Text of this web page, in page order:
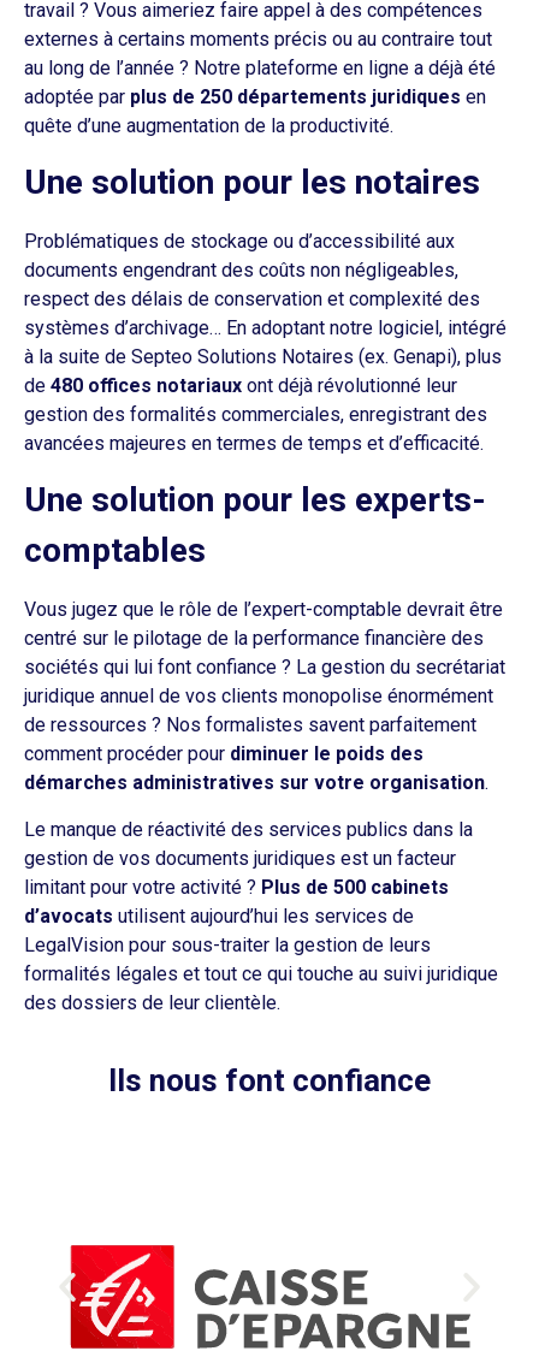
travail ? Vous aimeriez faire appel à des compétences
externes à certains moments précis ou au contraire tout
au long de l’année ? Notre plateforme en ligne a déjà été
adoptée par plus de 250 départements juridiques en
quête d’une augmentation de la productivité.
Une solution pour les notaires
Problématiques de stockage ou d’accessibilité aux
documents engendrant des coûts non négligeables,
respect des délais de conservation et complexité des
systèmes d’archivage… En adoptant notre logiciel, intégré
à la suite de Septeo Solutions Notaires (ex. Genapi), plus
de 480 offices notariaux ont déjà révolutionné leur
gestion des formalités commerciales, enregistrant des
avancées majeures en termes de temps et d’efficacité.
Une solution pour les experts-
comptables
Vous jugez que le rôle de l’expert-comptable devrait être
centré sur le pilotage de la performance financière des
sociétés qui lui font confiance ? La gestion du secrétariat
juridique annuel de vos clients monopolise énormément
de ressources ? Nos formalistes savent parfaitement
comment procéder pour diminuer le poids des
démarches administratives sur votre organisation.
Le manque de réactivité des services publics dans la
gestion de vos documents juridiques est un facteur
limitant pour votre activité ? Plus de 500 cabinets
d’avocats utilisent aujourd’hui les services de
LegalVision pour sous-traiter la gestion de leurs
formalités légales et tout ce qui touche au suivi juridique
des dossiers de leur clientèle.
Ils nous font confiance